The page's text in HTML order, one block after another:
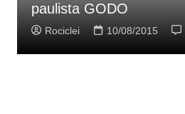
paulista GODO
Rociclei 10/08/2015